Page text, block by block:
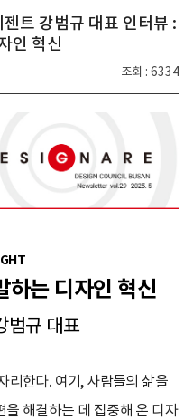
트 강범규 대표 인터뷰 :
인 혁신
조회 6334
하는 디자인 혁신
범규 대표
리한다. 여기, 사람들의 삶을
해결하는 데 집중해 온 디자